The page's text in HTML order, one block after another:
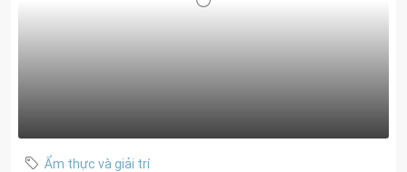
Ẩm thực và giải trí